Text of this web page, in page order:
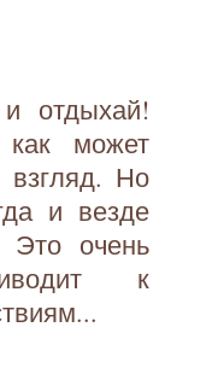
отдыхай!
может
взгляд. Но
и везде
Это очень
к